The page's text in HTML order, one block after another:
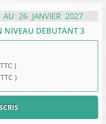
AU 26 JANVIER 2027
NIVEAU DEBUTANT 3